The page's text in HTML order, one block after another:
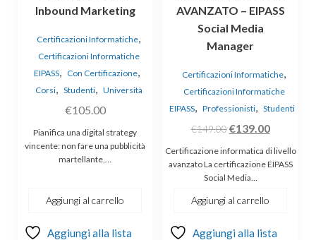
Inbound Marketing
Certificazioni Informatiche,
Certificazioni Informatiche
EIPASS, Con Certificazione,
Corsi, Studenti, Università
€105.00
Pianifica una digital strategy
vincente: non fare una pubblicità
martellante,…
Aggiungi al carrello
Aggiungi alla lista
AVANZATO – EIPASS
Social Media
Manager
Certificazioni Informatiche,
Certificazioni Informatiche
EIPASS, Professionisti, Studenti
€149.00Il
prezzo
originale
era:
€149.00.
€139.00Il
prezzo
attuale
Certificazione informatica di livello
avanzato La certificazione EIPASS
Social Media…
Aggiungi al carrello
Aggiungi alla lista